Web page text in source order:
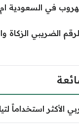
في السعودية ام
الضريبي الزكاة
الأكثر استخداماً